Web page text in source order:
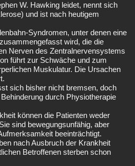
W. Hawking leidet, nennt sich
und ist nach heutigem
Syndromen, unter denen eine
wird, die die
Nerven des Zentralnervensystems
führt zur Schwäche und zum
Muskulatur. Die Ursachen
sich bisher nicht bremsen, doch
durch Physiotherapie
können die Patienten weder
sind bewegungsunfähig, aber
beeinträchtigt.
nach Ausbruch der Krankheit
Betroffenen sterben schon